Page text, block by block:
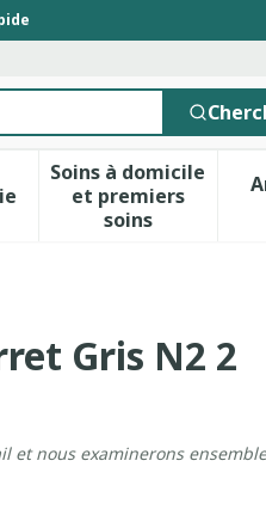
& vitamineset enfants
la catégorie Vitalité 50+
le sous-menu pour la
Soins à domicile
et premiers
soins
Afficher le
Gris N2 2
et nous examinerons